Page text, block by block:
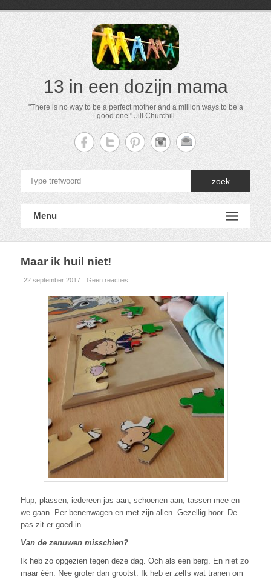
13 in een dozijn mama
"There is no way to be a perfect mother and a million ways to be a
good one." Jill Churchill
zoek
Menu
Maar ik huil niet!
22 september 2017 Geen reacties
Hup, plassen, iedereen jas aan, schoenen aan, tassen mee en
we gaan. Per benenwagen en met zijn allen. Gezellig hoor. De
pas zit er goed in.
Van de zenuwen misschien?
Ik heb zo opgezien tegen deze dag. Och als een berg. En niet zo
maar één. Nee groter dan grootst. Ik heb er zelfs wat tranen om